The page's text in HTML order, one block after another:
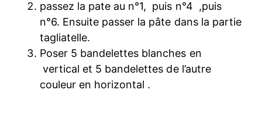
passez la pate au n°1, puis n°4 ,puis
n°6. Ensuite passer la pâte dans la partie
tagliatelle.
Poser 5 bandelettes blanches en
vertical et 5 bandelettes de l’autre
couleur en horizontal .